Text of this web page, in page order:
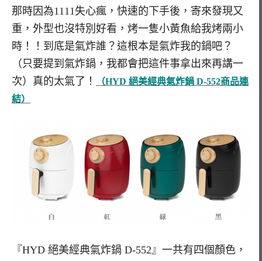
那時因為1111失心瘋，快速的下手後，寄來發現又
重，外型也沒特別好看，烤一隻小黃魚給我烤兩小
時！！到底是氣炸誰？這根本是氣炸我的鍋吧？
（只要提到氣炸鍋，我都會把這件事拿出來再講一
次）真的太氣了！
（HYD 絕美經典氣炸鍋 D-552商品連
結）
『HYD 絕美經典氣炸鍋 D-552』一共有四個顏色，